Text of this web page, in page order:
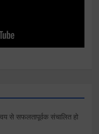
से सफलतापूर्वक संचालित हो